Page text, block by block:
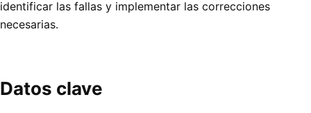
identificar las fallas y implementar las correcciones
necesarias.
Datos clave